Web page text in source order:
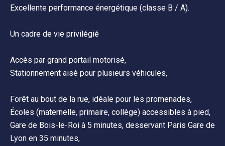
Excellente performance énergétique (classe B / A).
Un cadre de vie privilégié
Accès par grand portail motorisé,
Stationnement aisé pour plusieurs véhicules,
Forêt au bout de la rue, idéale pour les promenades,
Écoles (maternelle, primaire, collège) accessibles à pied,
Gare de Bois-le-Roi à 5 minutes, desservant Paris Gare de
Lyon en 35 minutes,